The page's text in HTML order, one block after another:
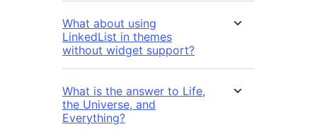
What about using
LinkedList in themes
without widget support?
What is the answer to Life,
the Universe, and
Everything?